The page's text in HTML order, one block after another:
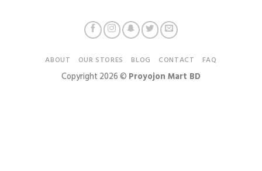
ABOUT OUR STORES BLOG CONTACT FAQ
Copyright 2026 © Proyojon Mart BD